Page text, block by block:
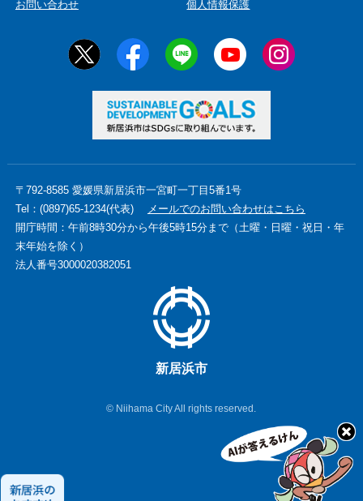
お問い合わせ 個人情報保護
新居浜市
〒792-8585 愛媛県新居浜市一宮町一丁目5番1号
Tel：(0897)65-1234(代表)
メールでのお問い合わせはこちら
開庁時間：午前8時30分から午後5時15分まで（土曜・日曜・祝日・年
末年始を除く）
法人番号3000020382051
© Niihama City All rights reserved.
新
居